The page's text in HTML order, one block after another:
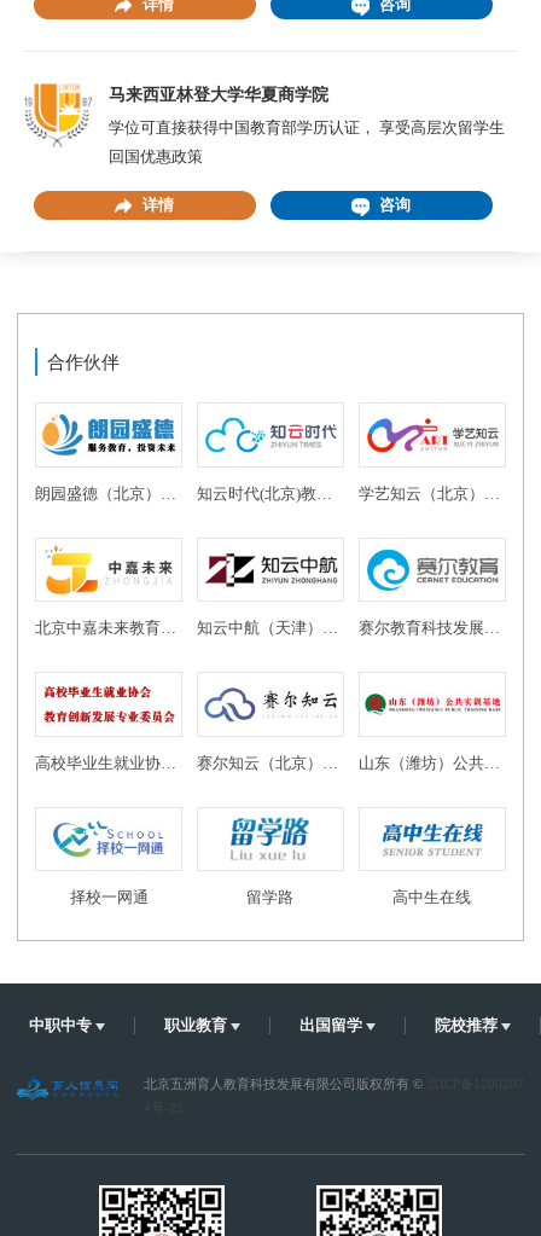
详情 咨询
马来西亚林登大学华夏商学院
学位可直接获得中国教育部学历认证， 享受高层次留学生
回国优惠政策
详情 咨询
合作伙伴
北京中嘉未来教育科技有限公司 知云中航（天津）教育科技有限公司 赛尔教育科技发展有限公司
山东（潍坊）公共实训基地
择校一网通 留学路 高中生在线
中职中专 职业教育 出国留学 院校推荐
北京五洲育人教育科技发展有限公司版权所有 ©
京ICP备1200207
4号-25